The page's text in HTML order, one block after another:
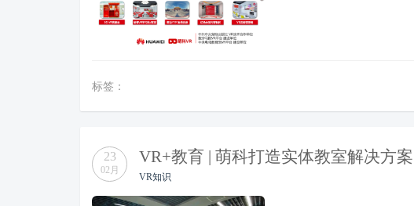
标签：
23
02月
VR+教育 | 萌科打造实体教室解决方案
VR知识